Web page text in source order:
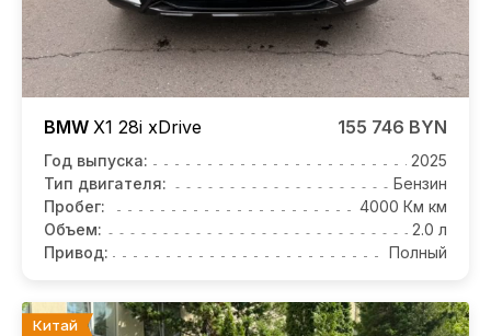
BMW X1 28i xDrive 155 746 BYN
Год выпуска:
2025
Тип двигателя:
Бензин
Пробег:
4000 Км км
Объем:
2.0 л
Привод:
Полный
Китай